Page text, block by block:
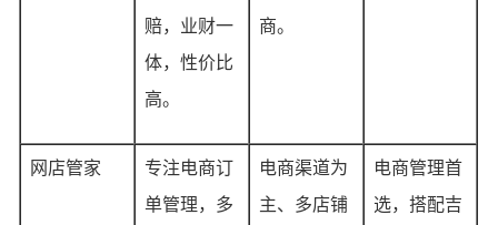
赔，业财一
体，性价比
高。
商。
网店管家
专注电商订
单管理，多
电商渠道为
主、多店铺
电商管理首
选，搭配吉